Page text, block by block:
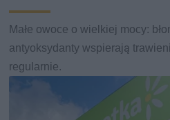
Małe owoce o wielkiej mocy:
antyoksydanty wspierają
regularnie.